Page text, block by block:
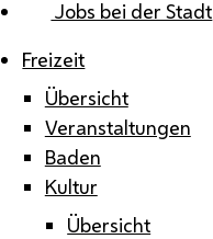
Jobs bei der Stadt
Freizeit
Übersicht
Veranstaltungen
Baden
Kultur
Übersicht